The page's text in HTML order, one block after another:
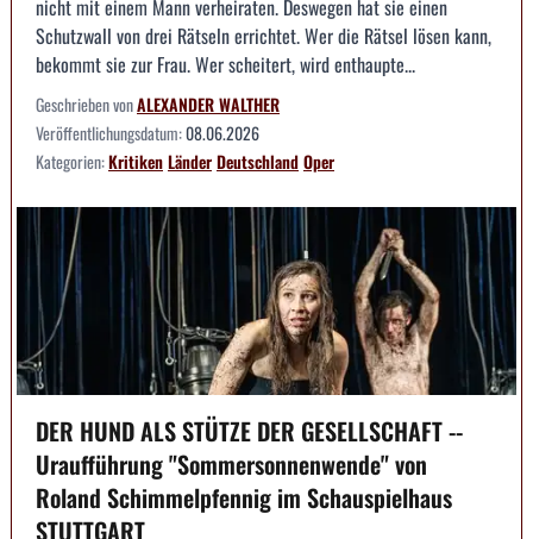
nicht mit einem Mann verheiraten. Deswegen hat sie einen
Schutzwall von drei Rätseln errichtet. Wer die Rätsel lösen kann,
bekommt sie zur Frau. Wer scheitert, wird enthaupte...
Geschrieben vonALEXANDER WALTHER
Veröffentlichungsdatum:08.06.2026
Kategorien:KritikenLänderDeutschlandOper
DER HUND ALS STÜTZE DER GESELLSCHAFT --
Uraufführung "Sommersonnenwende" von
Roland Schimmelpfennig im Schauspielhaus
STUTTGART